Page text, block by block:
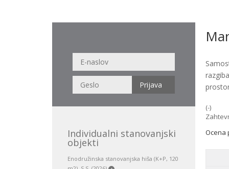
Individualni stanovanjski
objekti
Enodružinska stanovanjska hiša (K+P, 120
(-)
Ocena